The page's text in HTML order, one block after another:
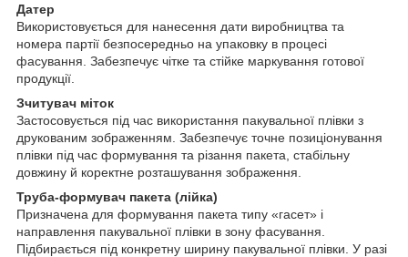
Датер
Використовується для нанесення дати виробництва та
номера партії безпосередньо на упаковку в процесі
фасування. Забезпечує чітке та стійке маркування готової
продукції.
Зчитувач міток
Застосовується під час використання пакувальної плівки з
друкованим зображенням. Забезпечує точне позиціонування
плівки під час формування та різання пакета, стабільну
довжину й коректне розташування зображення.
Труба-формувач пакета (лійка)
Призначена для формування пакета типу «гасет» і
направлення пакувальної плівки в зону фасування.
Підбирається під конкретну ширину пакувальної плівки. У разі